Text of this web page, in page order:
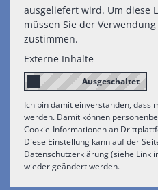
ausgeliefert wird. Um diese
müssen Sie der
zustimmen.
Externe Inhalte
Ich bin damit einverstanden, dass
werden. Damit können
Cookie-Informationen an
Diese Einstellung kann auf der
Datenschutzerklärung (siehe Link
wieder geändert werden.